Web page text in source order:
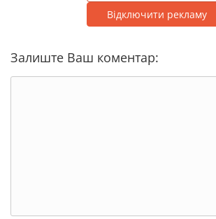
Відключити рекламу
Залиште Ваш коментар: